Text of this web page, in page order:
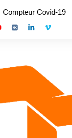
Compteur Covid-19